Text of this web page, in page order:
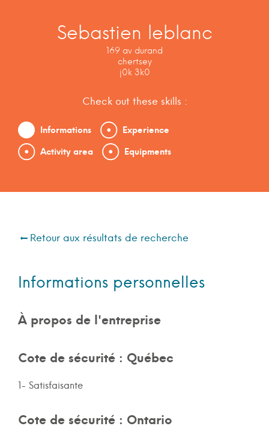
Sebastien leblanc
169 av durand
chertsey
j0k 3k0
Check out these skills :
Informations
Experience
Activity area
Equipments
Retour aux résultats de recherche
Informations personnelles
À propos de l'entreprise
Cote de sécurité : Québec
1- Satisfaisante
Cote de sécurité : Ontario